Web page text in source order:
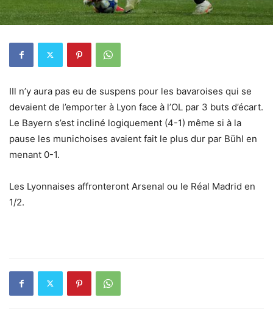
IIl n’y aura pas eu de suspens pour les bavaroises qui se
devaient de l’emporter à Lyon face à l’OL par 3 buts d’écart.
Le Bayern s’est incliné logiquement (4-1) même si à la
pause les munichoises avaient fait le plus dur par Bühl en
menant 0-1.
Les Lyonnaises affronteront Arsenal ou le Réal Madrid en
1/2.